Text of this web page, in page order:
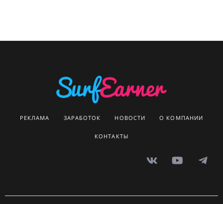
РЕКЛАМА ЗАРАБОТОК НОВОСТИ О КОМПАНИИ
КОНТАКТЫ